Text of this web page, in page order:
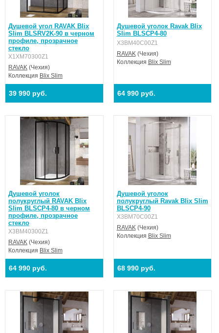
Душевой угол RAVAK Blix
Slim BLSRV2K-90 в черном
профиле, прозрачное
стекло
X1XM70300Z1
RAVAK (Чехия)
Коллекция Blix Slim
39 990 руб.
Душевой уголок Ravak Blix
Slim BLSCP4-80
X3BM40C00Z1
RAVAK(Чехия)
Коллекция Blix Slim
64 990 руб.
Душевой уголок
полукруглый RAVAK Blix
Slim BLSCP4-80 в черном
профиле, прозрачное
стекло
X3BM40300Z1
RAVAK (Чехия)
Коллекция Blix Slim
64 990 руб.
Душевой уголок
полукруглый Ravak Blix Slim
BLSCP4-90
X3BM70C00Z1
RAVAK(Чехия)
Коллекция Blix Slim
68 990 руб.